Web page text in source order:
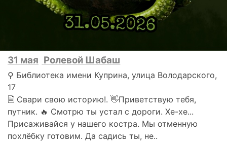
31 мая Ролевой Шабаш
⚲ Библиотека имени Куприна, улица Володарского,
17
🗎 Свари свою историю!. 👋Приветствую тебя,
путник. 🔥 Смотрю ты устал с дороги. Хе-хе...
Присаживайся у нашего костра. Мы отменную
похлёбку готовим. Да садись ты, не..